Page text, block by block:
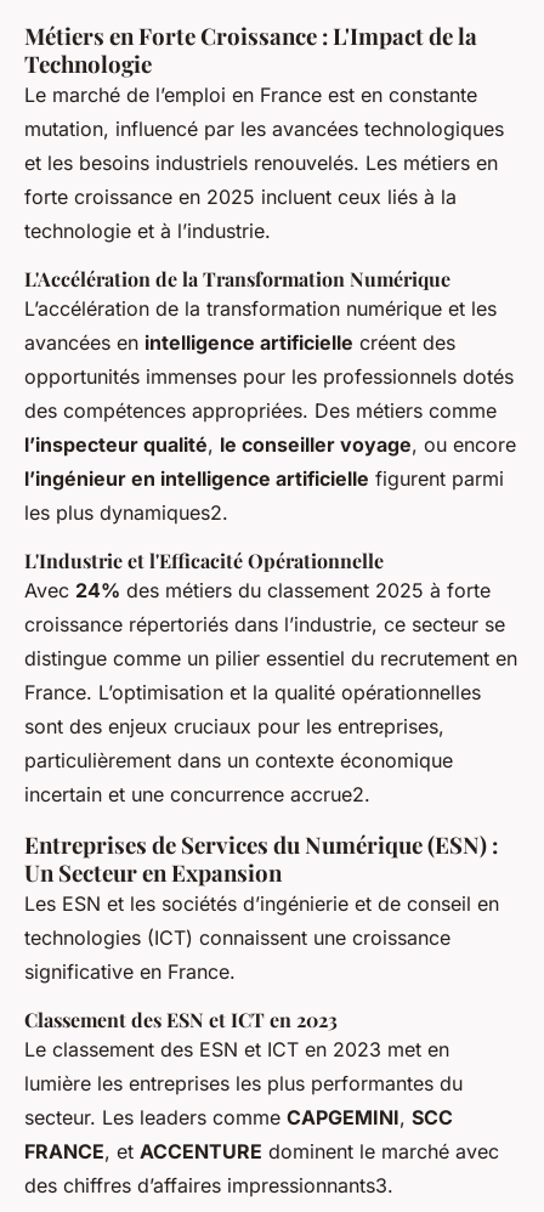
Métiers en Forte Croissance : L'Impact de la
Technologie
Le marché de l’emploi en France est en constante
mutation, influencé par les avancées technologiques
et les besoins industriels renouvelés. Les métiers en
forte croissance en 2025 incluent ceux liés à la
technologie et à l’industrie.
L'Accélération de la Transformation Numérique
L’accélération de la transformation numérique et les
avancées en intelligence artificielle créent des
opportunités immenses pour les professionnels dotés
des compétences appropriées. Des métiers comme
l’inspecteur qualité, le conseiller voyage, ou encore
l’ingénieur en intelligence artificielle figurent parmi
les plus dynamiques2.
L'Industrie et l'Efficacité Opérationnelle
Avec 24% des métiers du classement 2025 à forte
croissance répertoriés dans l’industrie, ce secteur se
distingue comme un pilier essentiel du recrutement en
France. L’optimisation et la qualité opérationnelles
sont des enjeux cruciaux pour les entreprises,
particulièrement dans un contexte économique
incertain et une concurrence accrue2.
Entreprises de Services du Numérique (ESN) :
Un Secteur en Expansion
Les ESN et les sociétés d’ingénierie et de conseil en
technologies (ICT) connaissent une croissance
significative en France.
Classement des ESN et ICT en 2023
Le classement des ESN et ICT en 2023 met en
lumière les entreprises les plus performantes du
secteur. Les leaders comme CAPGEMINI, SCC
FRANCE, et ACCENTURE dominent le marché avec
des chiffres d’affaires impressionnants3.